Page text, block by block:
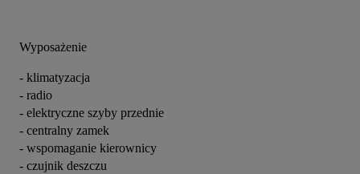
Wyposażenie
- klimatyzacja
- radio
- elektryczne szyby przednie
- centralny zamek
- wspomaganie kierownicy
- czujnik deszczu